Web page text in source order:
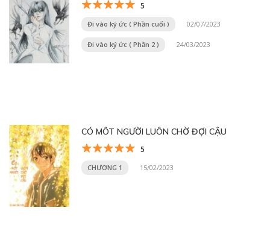
5
Đi vào ký ức ( Phần cuối ) 02/07/2023
Đi vào ký ức ( Phần 2 ) 24/03/2023
CÓ MÔT NGƯỜI LUÔN CHỜ ĐỢI CẬU
5
CHƯƠNG 1 15/02/2023